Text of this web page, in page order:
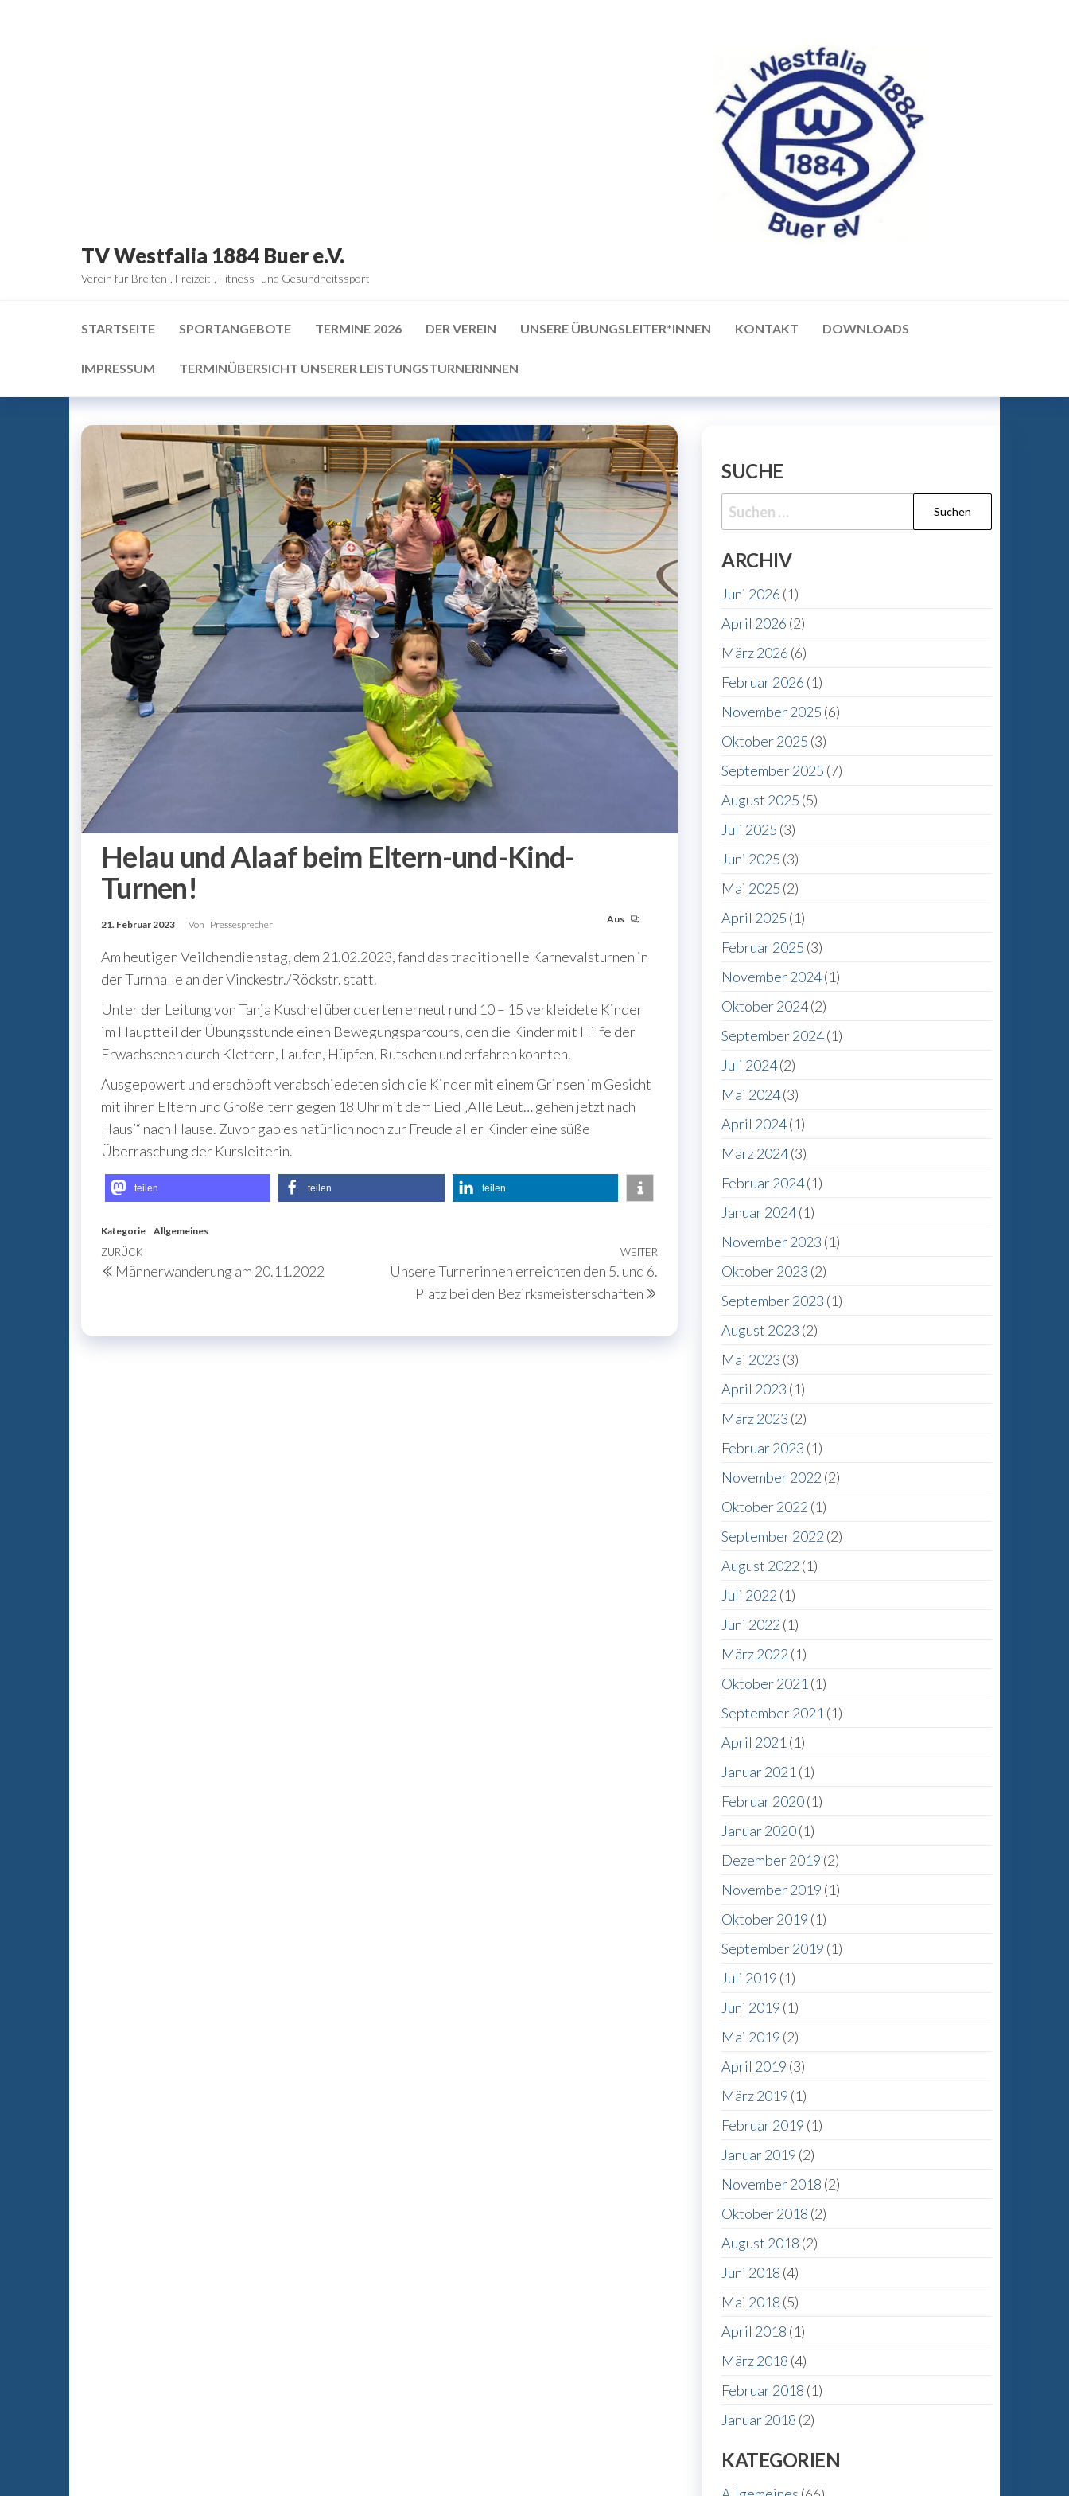
TV Westfalia 1884 Buer e.V.
Verein für Breiten-, Freizeit-, Fitness- und Gesundheitssport
STARTSEITE SPORTANGEBOTE TERMINE 2026 DER VEREIN UNSERE ÜBUNGSLEITER*INNEN KONTAKT DOWNLOADS
IMPRESSUM TERMINÜBERSICHT UNSERER LEISTUNGSTURNERINNEN
Helau und Alaaf beim Eltern-und-Kind-
Turnen!
21. Februar 2023 Von Pressesprecher Aus
Am heutigen Veilchendienstag, dem 21.02.2023, fand das traditionelle Karnevalsturnen in
der Turnhalle an der Vinckestr./Röckstr. statt.
Unter der Leitung von Tanja Kuschel überquerten erneut rund 10 – 15 verkleidete Kinder
im Hauptteil der Übungsstunde einen Bewegungsparcours, den die Kinder mit Hilfe der
Erwachsenen durch Klettern, Laufen, Hüpfen, Rutschen und erfahren konnten.
Ausgepowert und erschöpft verabschiedeten sich die Kinder mit einem Grinsen im Gesicht
mit ihren Eltern und Großeltern gegen 18 Uhr mit dem Lied „Alle Leut… gehen jetzt nach
Haus’“ nach Hause. Zuvor gab es natürlich noch zur Freude aller Kinder eine süße
Überraschung der Kursleiterin.
teilen teilen teilen
Kategorie Allgemeines
Beitragsnavigation
Vorheriger
Beitrag
ZURÜCK
Männerwanderung am 20.11.2022
Nächster
WEITER
Unsere Turnerinnen erreichten den 5. und 6.
Platz bei den Bezirksmeisterschaften
SUCHE
Suche
nach:
ARCHIV
Juni 2026 (1)
April 2026 (2)
März 2026 (6)
Februar 2026 (1)
November 2025 (6)
Oktober 2025 (3)
September 2025 (7)
August 2025 (5)
Juli 2025 (3)
Juni 2025 (3)
Mai 2025 (2)
April 2025 (1)
Februar 2025 (3)
November 2024(1)
Oktober 2024(2)
September 2024(1)
Juli 2024(2)
Mai 2024(3)
April 2024(1)
März 2024(3)
Februar 2024(1)
Januar 2024(1)
November 2023 (1)
Oktober 2023 (2)
September 2023 (1)
August 2023 (2)
Mai 2023 (3)
April 2023 (1)
März 2023 (2)
Februar 2023 (1)
November 2022 (2)
Oktober 2022 (1)
September 2022 (2)
August 2022 (1)
Juli 2022 (1)
Juni 2022 (1)
März 2022 (1)
Oktober 2021 (1)
September 2021 (1)
April 2021 (1)
Januar 2021 (1)
Februar 2020(1)
Januar 2020(1)
Dezember 2019 (2)
November 2019 (1)
Oktober 2019 (1)
September 2019 (1)
Juli 2019 (1)
Juni 2019 (1)
Mai 2019 (2)
April 2019 (3)
März 2019 (1)
Februar 2019 (1)
Januar 2019 (2)
November 2018 (2)
Oktober 2018 (2)
August 2018 (2)
Juni 2018 (4)
Mai 2018 (5)
April 2018 (1)
März 2018 (4)
Februar 2018 (1)
Januar 2018 (2)
KATEGORIEN